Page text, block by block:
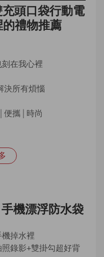
充頭口袋行動電
禮物推薦
在我心裡
決所有煩惱
便攜│時尚
機漂浮防水袋
掉水裡
照錄影+雙掛勾超好背